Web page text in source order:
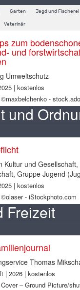
Garten Jagd und Fischerei
Veterinär
zum
und
Umweltschutz
| kostenlos
-
und
Kultur und Gesellschaft,
Gruppe Jugend
| kostenlos
- iStockphoto.com
Freizeit
Thomas
| 2026 | kostenlos
– Ground Picture/